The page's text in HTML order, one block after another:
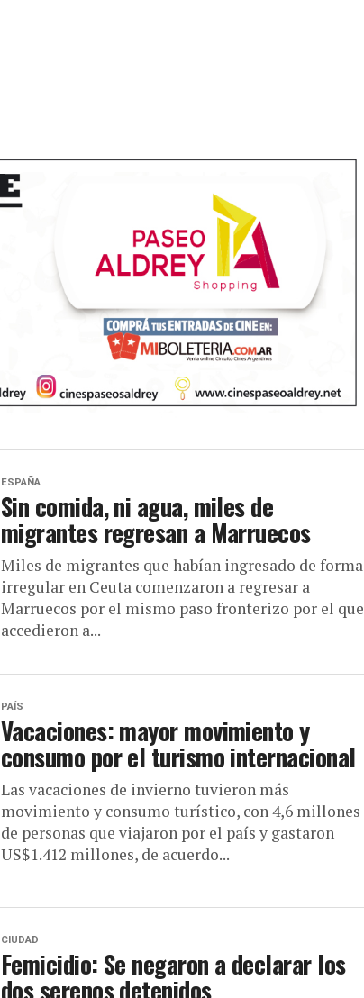
ESPAÑA
Sin comida, ni agua, miles de
migrantes regresan a Marruecos
Miles de migrantes que habían ingresado de forma
irregular en Ceuta comenzaron a regresar a
Marruecos por el mismo paso fronterizo por el que
accedieron a...
PAÍS
Vacaciones: mayor movimiento y
consumo por el turismo internacional
Las vacaciones de invierno tuvieron más
movimiento y consumo turístico, con 4,6 millones
de personas que viajaron por el país y gastaron
US$1.412 millones, de acuerdo...
CIUDAD
Femicidio: Se negaron a declarar los
dos serenos detenidos